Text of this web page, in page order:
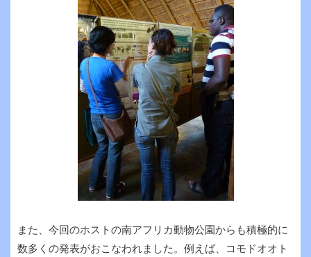
また、今回のホストの南アフリカ動物公園からも積極的に
数多くの発表がおこなわれました。例えば、コモドオオト